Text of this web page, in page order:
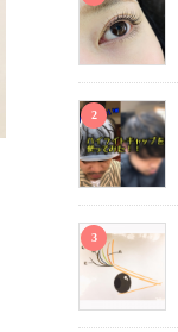
2
3